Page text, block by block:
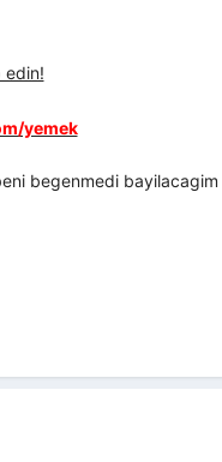
edin!
yemek
begenmedi bayilacagim